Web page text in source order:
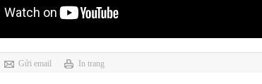
Gửi email In trang